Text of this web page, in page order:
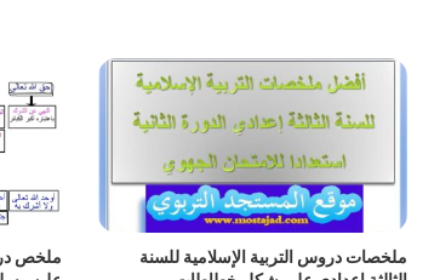
ملخصات دروس التربية الإسلامية للسنة
ملخص